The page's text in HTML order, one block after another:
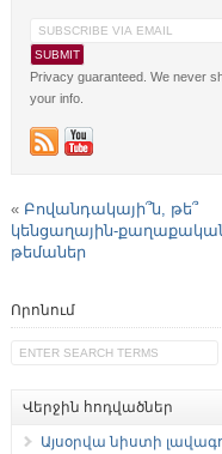
Privacy guaranteed. We never
your info.
« Բովանդակայի՞ն, թե՞
կենցաղային-
թեմաներ
Որոնում
Վերջին հոդվածներ
Այսօրվա նիստի